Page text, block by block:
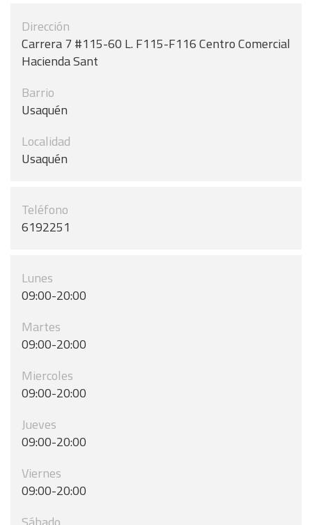
Dirección
Carrera 7 #115-60 L. F115-F116 Centro Comercial
Hacienda Sant
Barrio
Usaquén
Localidad
Usaquén
Teléfono
6192251
Lunes
09:00-20:00
Martes
09:00-20:00
Miercoles
09:00-20:00
Jueves
09:00-20:00
Viernes
09:00-20:00